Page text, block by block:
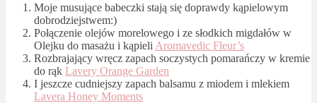
Moje musujące babeczki stają się doprawdy kąpielowym
dobrodziejstwem:)
Połączenie olejów morelowego i ze słodkich migdałów w
Olejku do masażu i kąpieli Aromavedic Fleur’s
Rozbrajający wręcz zapach soczystych pomarańczy w kremie
do rąk Lavery Orange Garden
I jeszcze cudniejszy zapach balsamu z miodem i mlekiem
Lavera Honey Moments